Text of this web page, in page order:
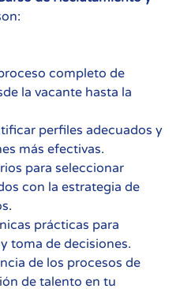
completo de
la vacante hasta la
perfiles adecuados y
más efectivas.
para seleccionar
con la estrategia de
prácticas para
toma de decisiones.
de los procesos de
de talento en tu